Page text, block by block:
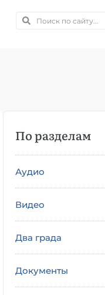
По разделам
Аудио
Видео
Два града
Документы